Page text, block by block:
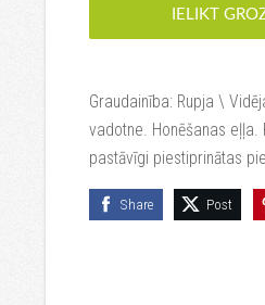
IELIKT
Graudainība: Rupja \
vadotne. Honēšanas
pastāvīgi piestiprinātas
Share Post